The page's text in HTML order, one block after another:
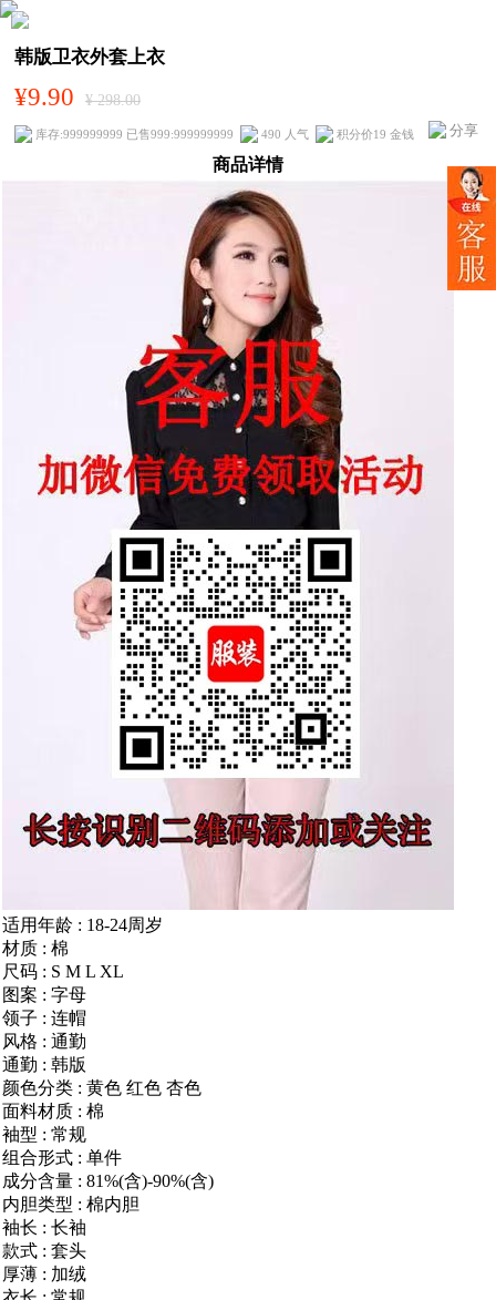
韩版卫衣外套上衣
分享
¥9.90 ¥ 298.00
库存:999999999 已售999:999999999 490 人气 积分价19 金钱
商品详情
适用年龄 : 18-24周岁
材质 : 棉
尺码 : S M L XL
图案 : 字母
领子 : 连帽
风格 : 通勤
通勤 : 韩版
颜色分类 : 黄色 红色 杏色
面料材质 : 棉
袖型 : 常规
组合形式 : 单件
成分含量 : 81%(含)-90%(含)
内胆类型 : 棉内胆
袖长 : 长袖
款式 : 套头
厚薄 : 加绒